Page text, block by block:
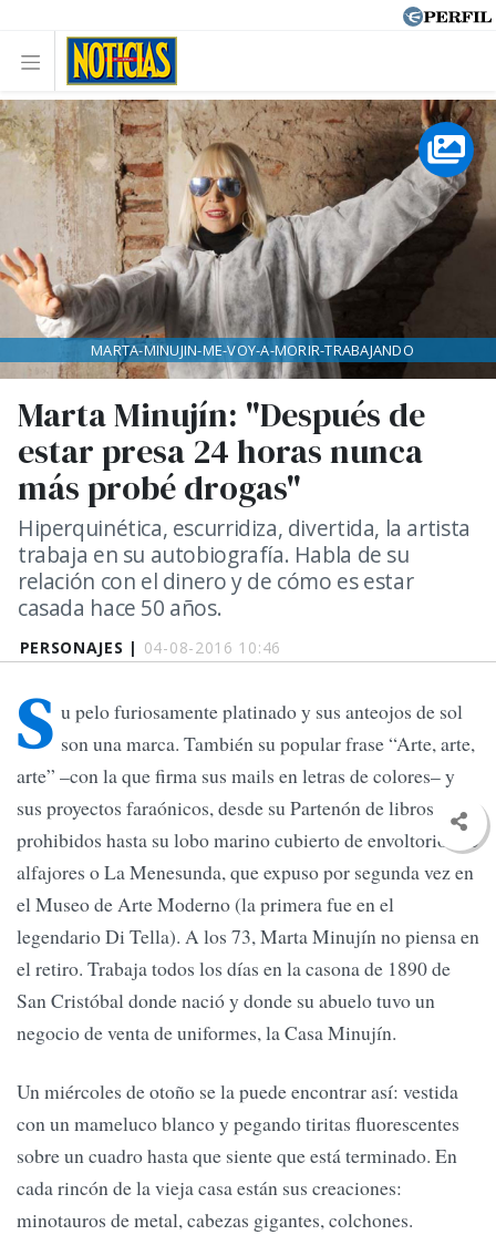
PERSONAJES | 04-08-2016 10:46
Marta Minujín: "Después de
estar presa 24 horas nunca
más probé drogas"
Hiperquinética, escurridiza, divertida, la artista
trabaja en su autobiografía. Habla de su
relación con el dinero y de cómo es estar
casada hace 50 años.
MARTA-MINUJIN-ME-VOY-A-MORIR-TRABAJANDO
S u pelo furiosamente platinado y sus anteojos de sol
son una marca. También su popular frase “Arte, arte,
arte” –con la que firma sus mails en letras de colores– y
sus proyectos faraónicos, desde su Partenón de libros
prohibidos hasta su lobo marino cubierto de envoltorios de
alfajores o La Menesunda, que expuso por segunda vez en
el Museo de Arte Moderno (la primera fue en el
legendario Di Tella). A los 73, Marta Minujín no piensa en
el retiro. Trabaja todos los días en la casona de 1890 de
San Cristóbal donde nació y donde su abuelo tuvo un
negocio de venta de uniformes, la Casa Minujín.
Un miércoles de otoño se la puede encontrar así: vestida
con un mameluco blanco y pegando tiritas fluorescentes
sobre un cuadro hasta que siente que está terminado. En
cada rincón de la vieja casa están sus creaciones:
minotauros de metal, cabezas gigantes, colchones.